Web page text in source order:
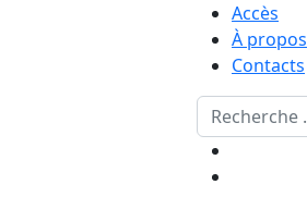
Accès
À propos
Contacts
Rechercher